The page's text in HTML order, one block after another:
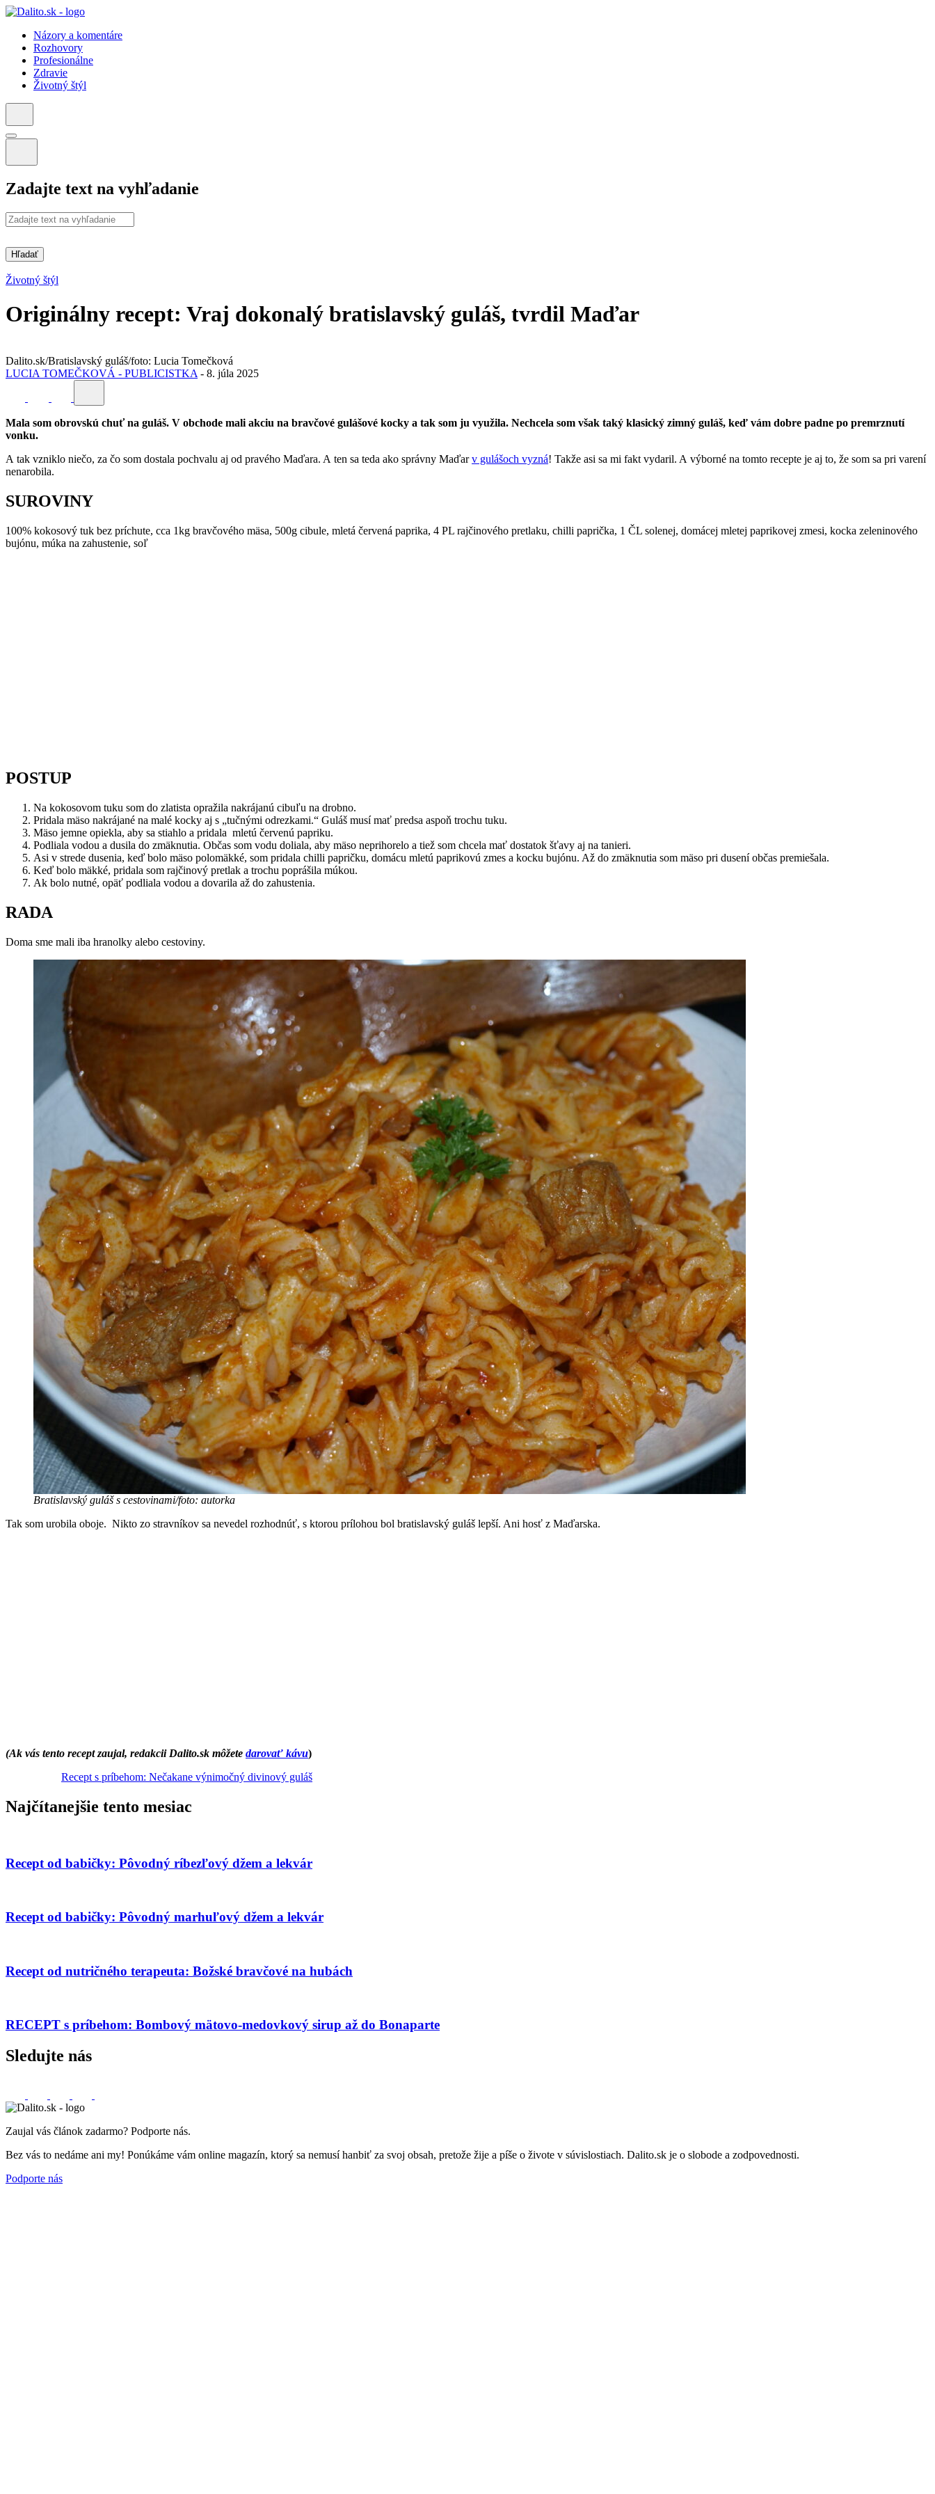
Názory a komentáre
Rozhovory
Profesionálne
Zdravie
Životný štýl
Zadajte text na vyhľadanie
Hľadať
Životný štýl
Originálny recept: Vraj dokonalý bratislavský guláš, tvrdil Maďar
Dalito.sk/Bratislavský guláš/foto: Lucia Tomečková
LUCIA TOMEČKOVÁ - PUBLICISTKA - 8. júla 2025
Mala som obrovskú chuť na guláš. V obchode mali akciu na bravčové gulášové kocky a tak som ju využila. Nechcela som však taký klasický zimný guláš, keď vám dobre padne po premrznutí
vonku.
A tak vzniklo niečo, za čo som dostala pochvalu aj od pravého Maďara. A ten sa teda ako správny Maďarv gulášoch vyzná! Takže asi sa mi fakt vydaril. A výborné na tomto recepte je aj to, že som sa pri varení
nenarobila.
SUROVINY
100% kokosový tuk bez príchute, cca 1kg bravčového mäsa, 500g cibule, mletá červená paprika, 4 PL rajčinového pretlaku, chilli paprička, 1 ČL solenej, domácej mletej paprikovej zmesi, kocka zeleninového
bujónu, múka na zahustenie, soľ
POSTUP
Na kokosovom tuku som do zlatista opražila nakrájanú cibuľu na drobno.
Pridala mäso nakrájané na malé kocky aj s „tučnými odrezkami.“ Guláš musí mať predsa aspoň trochu tuku.
Mäso jemne opiekla, aby sa stiahlo a pridala mletú červenú papriku.
Podliala vodou a dusila do zmäknutia. Občas som vodu doliala, aby mäso neprihorelo a tiež som chcela mať dostatok šťavy aj na tanieri.
Asi v strede dusenia, keď bolo mäso polomäkké, som pridala chilli papričku, domácu mletú paprikovú zmes a kocku bujónu. Až do zmäknutia som mäso pri dusení občas premiešala.
Keď bolo mäkké, pridala som rajčinový pretlak a trochu poprášila múkou.
Ak bolo nutné, opäť podliala vodou a dovarila až do zahustenia.
RADA
Doma sme mali iba hranolky alebo cestoviny.
Bratislavský guláš s cestovinami/foto: autorka
Tak som urobila oboje. Nikto zo stravníkov sa nevedel rozhodnúť, s ktorou prílohou bol bratislavský guláš lepší. Ani hosť z Maďarska.
(Ak vás tento recept zaujal, redakcii Dalito.sk môžete darovať kávu)
Recept s príbehom: Nečakane výnimočný divinový guláš
Najčítanejšie tento mesiac
Recept od babičky: Pôvodný ríbezľový džem a lekvár
Recept od babičky: Pôvodný marhuľový džem a lekvár
Recept od nutričného terapeuta: Božské bravčové na hubách
RECEPT s príbehom: Bombový mätovo-medovkový sirup až do Bonaparte
Sledujte nás
Zaujal vás článok zadarmo? Podporte nás.
Bez vás to nedáme ani my! Ponúkáme vám online magazín, ktorý sa nemusí hanbiť za svoj obsah, pretože žije a píše o živote v súvislostiach. Dalito.sk je o slobode a zodpovednosti.
Podporte nás